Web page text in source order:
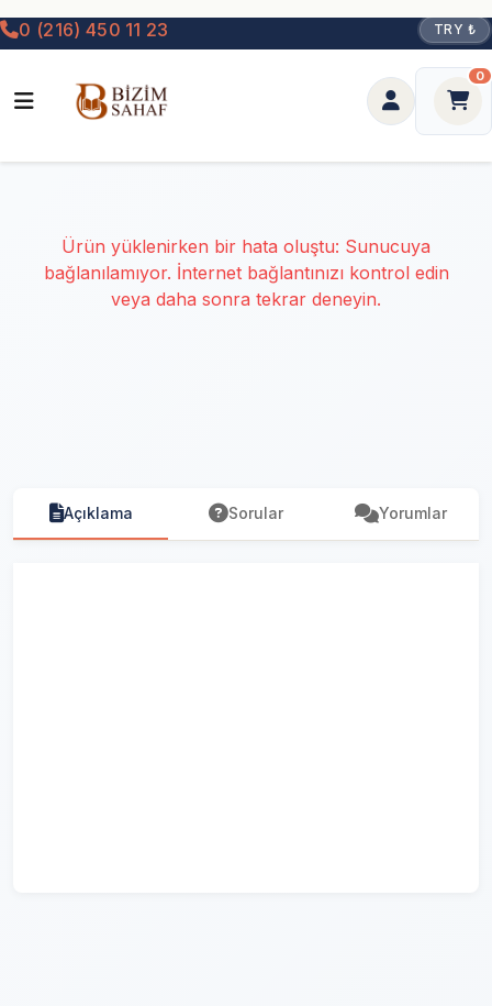
0 (216) 450 11 23 TRY ₺
0
Ürün yüklenirken bir hata oluştu: Sunucuya
bağlanılamıyor. İnternet bağlantınızı kontrol edin
veya daha sonra tekrar deneyin.
Açıklama Sorular Yorumlar